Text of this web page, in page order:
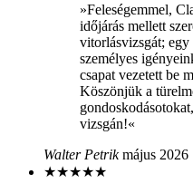
»Feleségemmel,
időjárás mellett
vitorlásvizsgát; egy
személyes
csapat vezetett be
Köszönjük a
vizsgán!«
Walter Petrik május 2026
★★★★★